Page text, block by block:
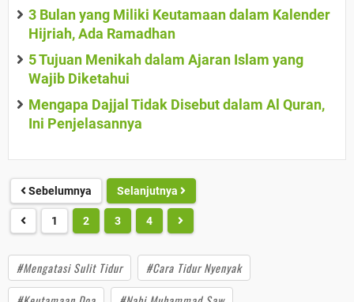
3 Bulan yang Miliki Keutamaan dalam Kalender
Hijriah, Ada Ramadhan
5 Tujuan Menikah dalam Ajaran Islam yang
Wajib Diketahui
Mengapa Dajjal Tidak Disebut dalam Al Quran,
Ini Penjelasannya
Sebelumnya Selanjutnya
1 2 3 4
#Mengatasi Sulit Tidur
#Cara Tidur Nyenyak